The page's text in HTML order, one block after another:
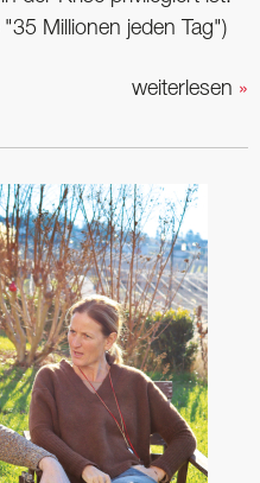
Millionen jeden Tag")
weiterlesen »